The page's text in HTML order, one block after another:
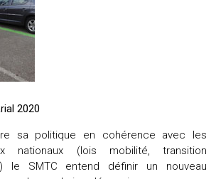
2020
sa politique en cohérence avec les
nationaux (lois mobilité, transition
le SMTC entend définir un nouveau